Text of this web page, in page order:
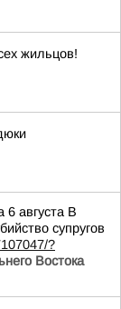
жильцов!
августа В
супругов
?
Востока